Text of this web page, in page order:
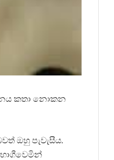
කතා නොකන
ඔහු පැවැසීය.